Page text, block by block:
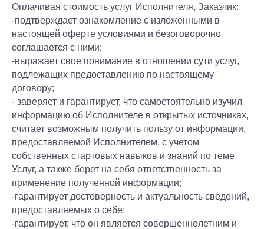
Оплачивая стоимость услуг Исполнителя, Заказчик:
-подтверждает ознакомление с изложенными в
настоящей оферте условиями и безоговорочно
соглашается с ними;
-выражает свое понимание в отношении сути услуг,
подлежащих предоставлению по настоящему
договору;
- заверяет и гарантирует, что самостоятельно изучил
информацию об Исполнителе в открытых источниках,
считает возможным получить пользу от информации,
предоставляемой Исполнителем, с учетом
собственных стартовых навыков и знаний по теме
Услуг, а также берет на себя ответственность за
применение полученной информации;
-гарантирует достоверность и актуальность сведений,
предоставляемых о себе;
-гарантирует, что он является совершеннолетним и